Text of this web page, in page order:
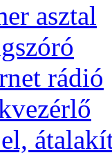
asztal
rádió